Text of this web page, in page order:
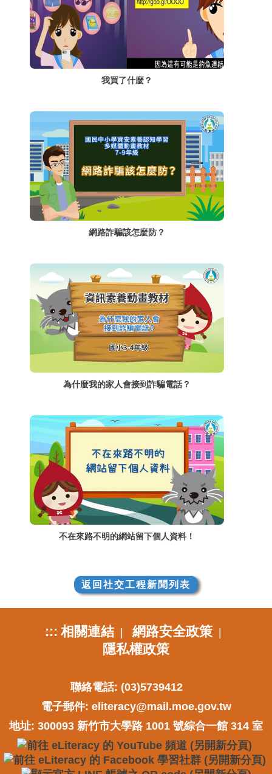
我買了什麼？
網路詐騙該怎麼防？
為什麼我的家人會接到詐騙電話？
不在來路不明的網站留下個人資料！
返回社交工程新聞列表
::: 相關連結| 網路安全政策|
隱私權政策
聯絡電話: (03)5739412
電子郵件: eliteracy@mail.moe.gov.tw
地址: 300093 新竹市大學路 1001 號綜合一館 314 室